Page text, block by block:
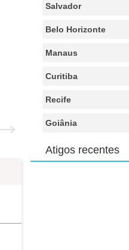
Salvador
Belo Horizonte
Manaus
Curitiba
Recife
Goiânia
Atigos recentes